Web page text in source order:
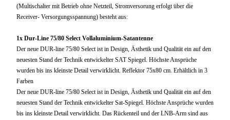
(Multischalter mit Betrieb ohne Netzteil, Stromversorung erfolgt über die
Receiver- Versorgungsspannung) besteht aus:
1x Dur-Line 75/80 Select Vollaluminium-Satantenne
Der neue DUR-line 75/80 Select ist in Design, Ästhetik und Qualität ein auf den
neuesten Stand der Technik entwickelter SAT Spiegel. Höchste Ansprüche
wurden bis ins kleinste Detail verwirklicht. Reflektor 75x80 cm. Erhältlich in 3
Farben
Der neue DUR-line 75/80 Select ist in Design, Ästhetik und Qualität ein auf den
neuesten Stand der Technik entwickelter Sat-Spiegel. Höchste Ansprüche wurden
bis ins kleinste Detail verwirklicht. Das Rückenteil und der LNB-Arm sind aus